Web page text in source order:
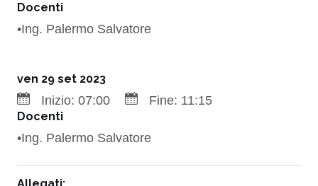
Docenti
•Ing. Palermo Salvatore
ven 29 set 2023
Inizio: 07:00 Fine: 11:15
Docenti
•Ing. Palermo Salvatore